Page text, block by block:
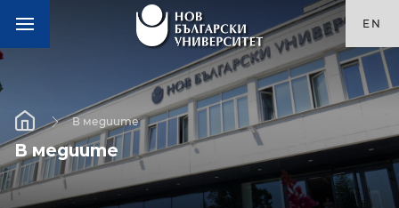
EN
В медиите
В медиите